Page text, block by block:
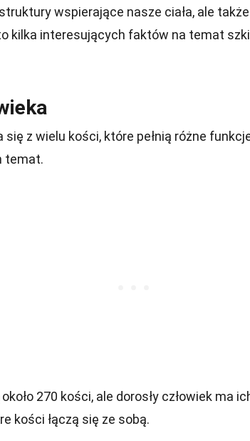
wspierające nasze ciała, ale
kilka interesujących faktów na temat
się z wielu kości, które pełnią różne
temat.
270 kości, ale dorosły człowiek ma
kości łączą się ze sobą.